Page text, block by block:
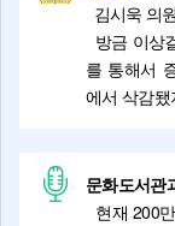
김시욱 의
방금 이상
를 통해서
에서 삭감
문화도서관
현재 200